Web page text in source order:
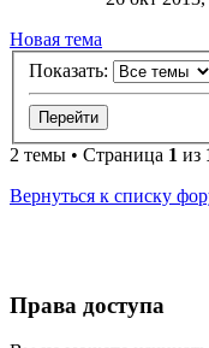
Новая тема
Показать:
2 темы • Страница 1 из
Вернуться к списку
Права доступа